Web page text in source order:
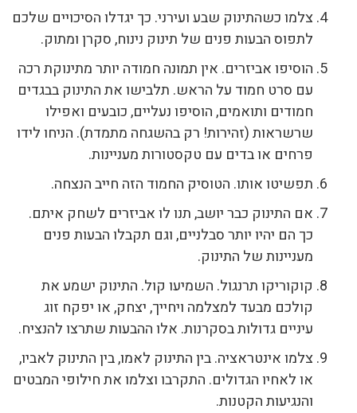
צלמו כשהתינוק שבע ועירני. כך יגדלו הסיכויים שלכם
לתפוס הבעות פנים של תינוק נינוח, סקרן ומתוק.
הוסיפו אביזרים. אין תמונה חמודה יותר מתינוקת רכה
עם סרט חמוד על הראש. תלבישו את התינוק בבגדים
חמודים ותואמים, הוסיפו נעליים, כובעים ואפילו
שרשראות (זהירות! רק בהשגחה מתמדת). הניחו לידו
פרחים או בדים עם טקסטורות מעניינות.
תפשיטו אותו. הטוסיק החמוד הזה חייב הנצחה.
אם התינוק כבר יושב, תנו לו אביזרים לשחק איתם.
כך הם יהיו יותר סבלניים, וגם תקבלו הבעות פנים
מעניינות של התינוק.
קוקוריקו תרנגול. השמיעו קול. התינוק ישמע את
קולכם מבעד למצלמה ויחייך, יצחק, או יפקח זוג
עיניים גדולות בסקרנות. אלו ההבעות שתרצו להנציח.
צלמו אינטראציה. בין התינוק לאמו, בין התינוק לאביו,
או לאחיו הגדולים. התקרבו וצלמו את חילופי המבטים
והנגיעות הקטנות.